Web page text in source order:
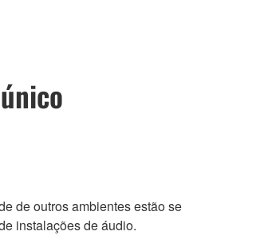
de outros ambientes estão se
instalações de áudio.